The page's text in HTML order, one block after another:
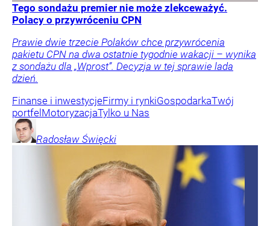
Tego sondażu premier nie może zlekceważyć.
Polacy o przywróceniu CPN
Prawie dwie trzecie Polaków chce przywrócenia
pakietu CPN na dwa ostatnie tygodnie wakacji – wynika
z sondażu dla „Wprost”. Decyzja w tej sprawie lada
dzień.
Finanse i inwestycjeFirmy i rynkiGospodarkaTwój
portfel MotoryzacjaTylko u Nas
Radosław Święcki